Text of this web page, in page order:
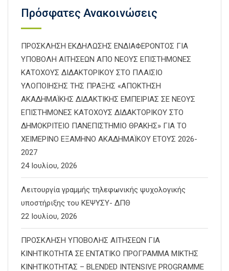
Πρόσφατες Ανακοινώσεις
ΠΡΟΣΚΛΗΣΗ ΕΚΔΗΛΩΣΗΣ ΕΝΔΙΑΦΕΡΟΝΤΟΣ ΓΙΑ
ΥΠΟΒΟΛΗ ΑΙΤΗΣΕΩΝ ΑΠΟ ΝΕΟΥΣ ΕΠΙΣΤΗΜΟΝΕΣ
ΚΑΤΟΧΟΥΣ ΔΙΔΑΚΤΟΡΙΚΟΥ ΣΤΟ ΠΛΑΙΣΙΟ
ΥΛΟΠΟΙΗΣΗΣ ΤΗΣ ΠΡΑΞΗΣ «ΑΠΟΚΤΗΣΗ
ΑΚΑΔΗΜΑΪΚΗΣ ΔΙΔΑΚΤΙΚΗΣ ΕΜΠΕΙΡΙΑΣ ΣΕ ΝΕΟΥΣ
ΕΠΙΣΤΗΜΟΝΕΣ ΚΑΤΟΧΟΥΣ ΔΙΔΑΚΤΟΡΙΚΟΥ ΣΤΟ
ΔΗΜΟΚΡΙΤΕΙΟ ΠΑΝΕΠΙΣΤΗΜΙΟ ΘΡΑΚΗΣ» ΓΙΑ ΤΟ
ΧΕΙΜΕΡΙΝΟ ΕΞΑΜΗΝΟ ΑΚΑΔΗΜΑΪΚΟΥ ΕΤΟΥΣ 2026-
2027
24 Ιουλίου, 2026
Λειτουργία γραμμής τηλεφωνικής ψυχολογικής
υποστήριξης του ΚΕΨΥΣΥ- ΔΠΘ
22 Ιουλίου, 2026
ΠΡΟΣΚΛΗΣΗ ΥΠΟΒΟΛΗΣ ΑΙΤΗΣΕΩΝ ΓΙΑ
ΚΙΝΗΤΙΚΟΤΗΤΑ ΣΕ ΕΝΤΑΤΙΚΟ ΠΡΟΓΡΑΜΜΑ ΜΙΚΤΗΣ
ΚΙΝΗΤΙΚΟΤΗΤΑΣ – BLENDED INTENSIVE PROGRAMME